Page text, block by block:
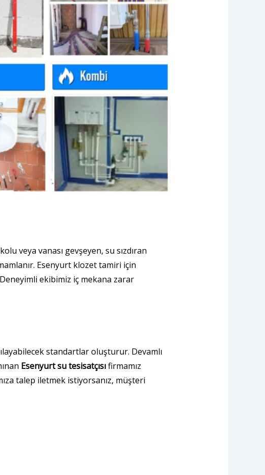
veya vanası gevşeyen, su sızdıran
Esenyurt klozet tamiri için
ekibimiz iç mekana zarar
standartlar oluşturur. Devamlı
Esenyurt su tesisatçısıfirmamız
talep iletmek istiyorsanız, müşteri